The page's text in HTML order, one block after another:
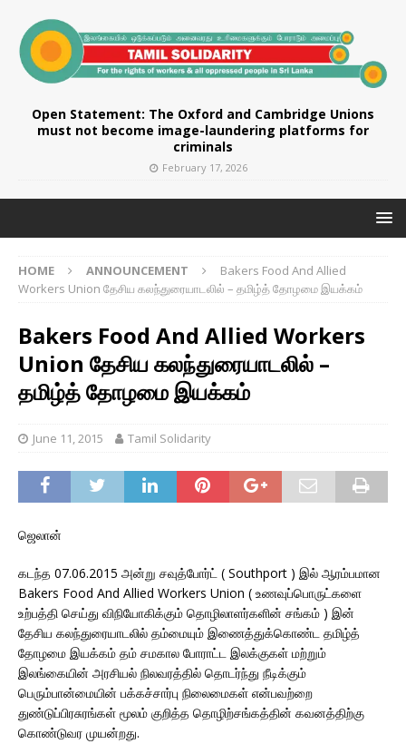
Open Statement: The Oxford and Cambridge Unions
must not become image-laundering platforms for
criminals
February 17, 2026
HOME ANNOUNCEMENT
Bakers Food And Allied
Workers Union தேசிய கலந்துரையாடலில் – தமிழ்த் தோழமை இயக்கம்
Bakers Food And Allied Workers
Union தேசிய கலந்துரையாடலில் –
தமிழ்த் தோழமை இயக்கம்
June 11, 2015 Tamil Solidarity
ஜெலான்
கடந்த 07.06.2015 அன்று சவுத்போர்ட் ( Southport ) இல் ஆரம்பமான
Bakers Food And Allied Workers Union ( உணவுப்பொருட்களை
உற்பத்தி செய்து விநியோகிக்கும் தொழிலாளர்களின் சங்கம் ) இன்
தேசிய கலந்துரையாடலில் தம்மையும் இணைத்துக்கொண்ட தமிழ்த்
தோழமை இயக்கம் தம் சமகால போராட்ட இலக்குகள் மற்றும்
இலங்கையின் அரசியல் நிலவரத்தில் தொடர்ந்து நீடிக்கும்
பெரும்பான்மையின் பக்கச்சார்பு நிலைமைகள் என்பவற்றை
துண்டுப்பிரசுரங்கள் மூலம் குறித்த தொழிற்சங்கத்தின் கவனத்திற்கு
கொண்டுவர முயன்றது.